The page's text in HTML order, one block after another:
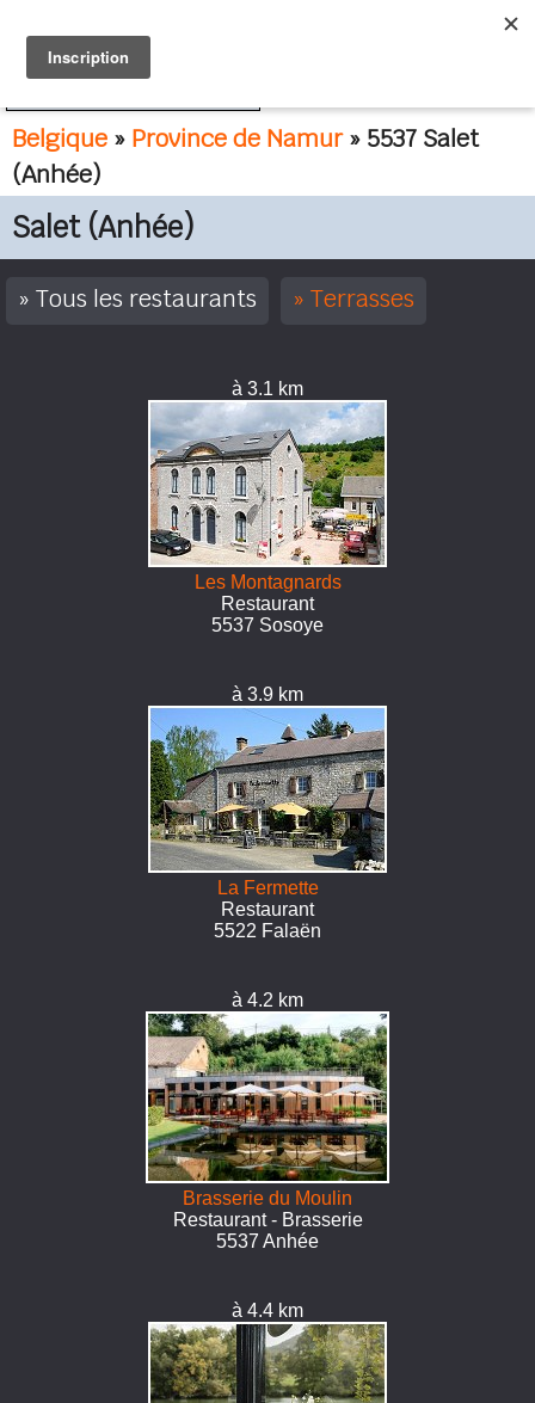
Belgique » Province de Namur» 5537 Salet
(Anhée)
Salet (Anhée)
Tous les restaurants Terrasses
à 3.1 km
Les Montagnards
Restaurant
5537 Sosoye
à 3.9 km
La Fermette
Restaurant
5522 Falaën
à 4.2 km
Brasserie du Moulin
Restaurant - Brasserie
5537 Anhée
à 4.4 km